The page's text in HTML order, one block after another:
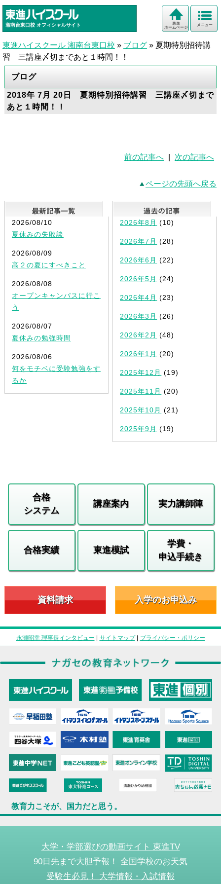
湘南台東口校 オフィシャルサイト メニュー
東進
ホームページ
東進ハイスクール 湘南台東口校 » ブログ » 夏期特別招待講
習 三講座〆切まであと１時間！！
ブログ
2018年 7月 20日 夏期特別招待講習 三講座〆切まで
あと１時間！！
前の記事へ 次の記事へ
ページの先頭へ戻る
最新記事一覧
2026/08/10
夏休みの失敗談
2026/08/09
高２の夏にすべきこと
2026/08/08
オープンキャンパスに行こ
う
2026/08/07
夏休みの勉強時間
2026/08/06
何をモチベに受験勉強をす
るか
2026年8月 (10)
2026年7月 (28)
2026年6月 (22)
2026年5月 (24)
2026年4月 (23)
2026年3月 (26)
2026年2月 (48)
2026年1月 (20)
2025年12月 (19)
2025年11月 (20)
2025年10月 (21)
2025年9月 (19)
合格
システム
講座案内 実力講師陣
合格実績 東進模試
学費・
申込手続き
資料請求 入学のお申込み
永瀬昭幸 理事長インタビュー | サイトマップ| プライバシー・ポリシー
教育力こそが、国力だと思う。
大学・学部選びの動画サイト 東進TV
90日先まで大胆予報！ 全国学校のお天気
受験生必見！ 大学情報・入試情報